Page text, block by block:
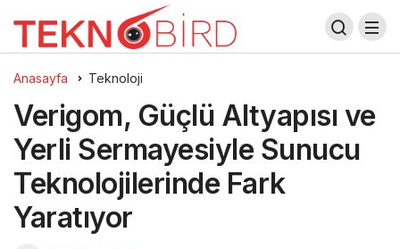
Anasayfa Teknoloji
Verigom, Güçlü Altyapısı ve
Yerli Sermayesiyle Sunucu
Teknolojilerinde Fark
Yaratıyor